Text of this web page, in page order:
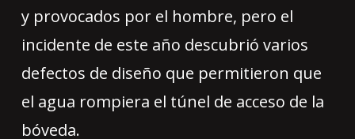
y provocados por el hombre, pero el
incidente de este año descubrió varios
defectos de diseño que permitieron que
el agua rompiera el túnel de acceso de la
bóveda.